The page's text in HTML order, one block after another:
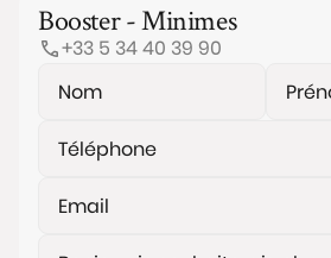
Booster - Minimes
+33 5 34 40 39 90